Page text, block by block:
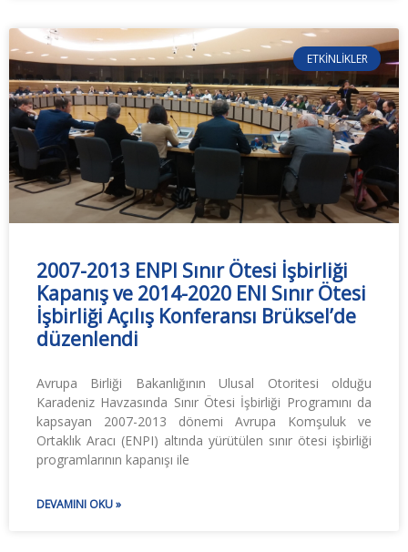
ETKINLIKLER
2007-2013 ENPI Sınır Ötesi İşbirliği
Kapanış ve 2014-2020 ENI Sınır Ötesi
İşbirliği Açılış Konferansı Brüksel’de
düzenlendi
Avrupa Birliği Bakanlığının Ulusal Otoritesi olduğu
Karadeniz Havzasında Sınır Ötesi İşbirliği Programını da
kapsayan 2007-2013 dönemi Avrupa Komşuluk ve
Ortaklık Aracı (ENPI) altında yürütülen sınır ötesi işbirliği
programlarının kapanışı ile
DEVAMINI OKU »